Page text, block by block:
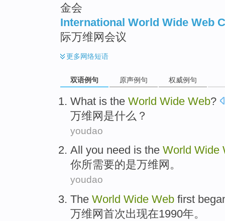
金会
International World Wide Web
际万维网会议
更多网络短语
双语例句 原声例句 权威例句
What is the World Wide Web?
万维网 是什么 ？
youdao
All you need is the World Wide
你所需要的是万维网 。
youdao
The World Wide Web first
万维网首次出现在1990年。